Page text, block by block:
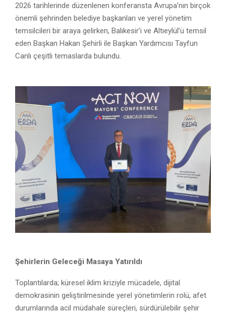
2026 tarihlerinde düzenlenen konferansta Avrupa’nın birçok
önemli şehrinden belediye başkanları ve yerel yönetim
temsilcileri bir araya gelirken, Balıkesir’i ve Altıeylül’ü temsil
eden Başkan Hakan Şehirli ile Başkan Yardımcısı Tayfun
Canlı çeşitli temaslarda bulundu.
Şehirlerin Geleceği Masaya Yatırıldı
Toplantılarda; küresel iklim kriziyle mücadele, dijital
demokrasinin geliştirilmesinde yerel yönetimlerin rolü, afet
durumlarında acil müdahale süreçleri, sürdürülebilir şehir